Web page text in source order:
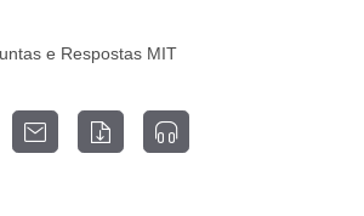
e Respostas MIT